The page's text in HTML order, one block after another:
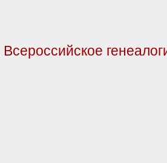
Всероссийское